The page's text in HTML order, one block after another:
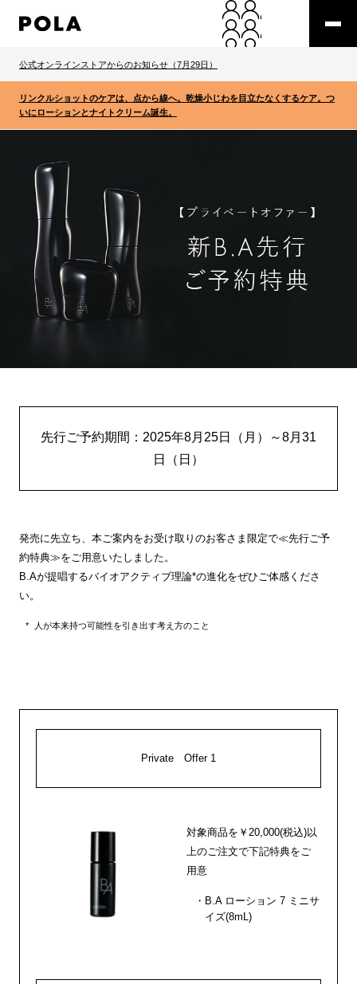
公式オンラインストアからのお知らせ（7月29日）
リンクルショットのケアは、点から線へ。乾燥小じわを目立たなくするケア。つ
いにローションとナイトクリーム誕生。
先行ご予約期間：2025年8月25日（月）～8月31
日（日）
発売に先立ち、本ご案内をお受け取りのお客さま限定で≪先行ご予
約特典≫をご用意いたしました。
B.Aが提唱するバイオアクティブ理論*の進化をぜひご体感くださ
い。
人が本来持つ可能性を引き出す考え方のこと
Private Offer 1
対象商品を￥20,000(税込)以
上のご注文で下記特典をご
用意
B.A ローション 7 ミニサ
イズ(8mL)